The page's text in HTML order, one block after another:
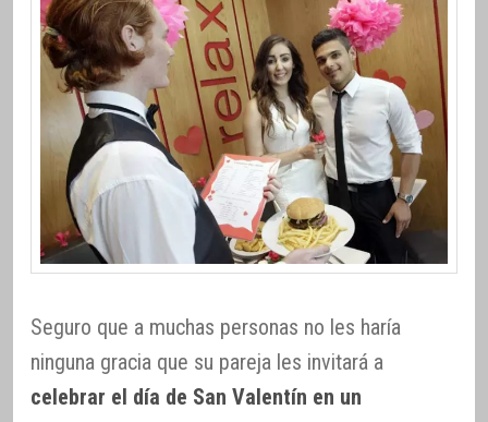
Seguro que a muchas personas no les haría
ninguna gracia que su pareja les invitará a
celebrar el día de San Valentín en un